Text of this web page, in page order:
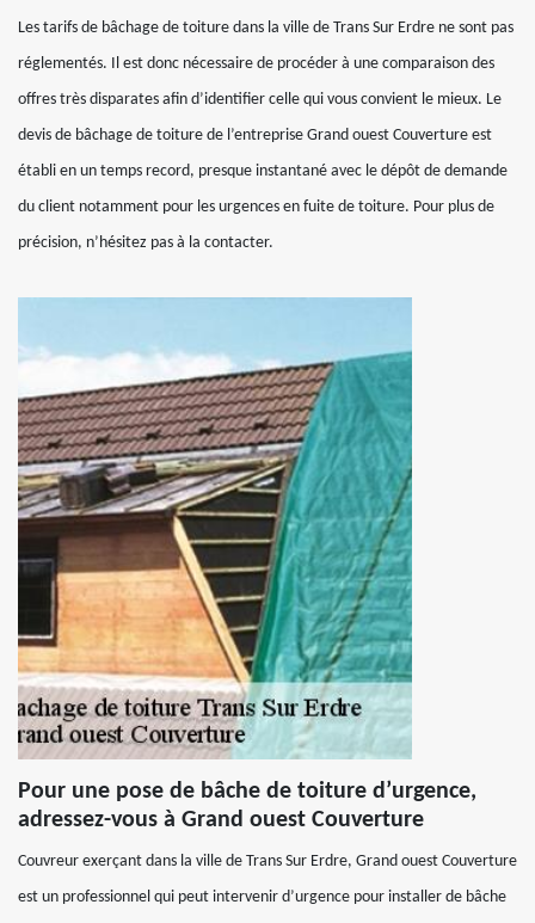
Les tarifs de bâchage de toiture dans la ville de Trans Sur Erdre ne sont pas
réglementés. Il est donc nécessaire de procéder à une comparaison des
offres très disparates afin d’identifier celle qui vous convient le mieux. Le
devis de bâchage de toiture de l’entreprise Grand ouest Couverture est
établi en un temps record, presque instantané avec le dépôt de demande
du client notamment pour les urgences en fuite de toiture. Pour plus de
précision, n’hésitez pas à la contacter.
Pour une pose de bâche de toiture d’urgence,
adressez-vous à Grand ouest Couverture
Couvreur exerçant dans la ville de Trans Sur Erdre, Grand ouest Couverture
est un professionnel qui peut intervenir d’urgence pour installer de bâche